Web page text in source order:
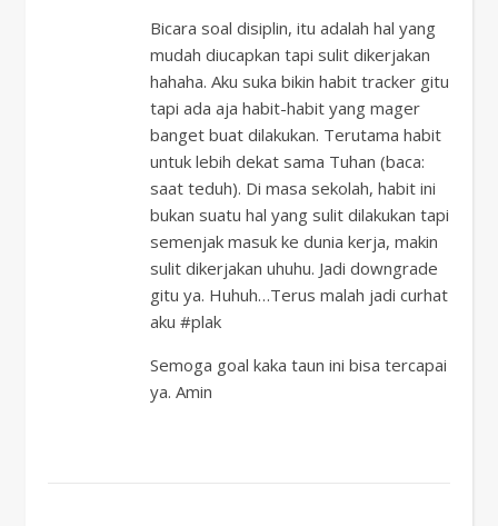
Bicara soal disiplin, itu adalah hal yang
mudah diucapkan tapi sulit dikerjakan
hahaha. Aku suka bikin habit tracker gitu
tapi ada aja habit-habit yang mager
banget buat dilakukan. Terutama habit
untuk lebih dekat sama Tuhan (baca:
saat teduh). Di masa sekolah, habit ini
bukan suatu hal yang sulit dilakukan tapi
semenjak masuk ke dunia kerja, makin
sulit dikerjakan uhuhu. Jadi downgrade
gitu ya. Huhuh…Terus malah jadi curhat
aku #plak
Semoga goal kaka taun ini bisa tercapai
ya. Amin